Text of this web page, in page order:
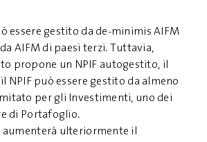
essere gestito da de-minimis AIFM
AIFM di paesi terzi. Tuttavia,
propone un NPIF autogestito, il
NPIF può essere gestito da almeno
per gli Investimenti, uno dei
di Portafoglio.
ulteriormente il